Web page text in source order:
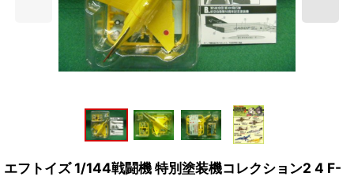
エフトイズ 1/144戦闘機 特別塗装機コレクション2 4 F-